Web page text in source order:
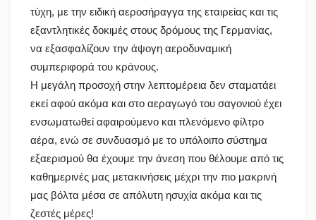
τύχη, με την ειδική αεροσήραγγα της εταιρείας και τις
εξαντλητικές δοκιμές στους δρόμους της Γερμανίας,
να εξασφαλίζουν την άψογη αεροδυναμική
συμπεριφορά του κράνους.
Η μεγάλη προσοχή στην λεπτομέρεια δεν σταματάει
εκεί αφού ακόμα και στο αεραγωγό του σαγονιού έχει
ενσωματωθεί αφαιρούμενο και πλενόμενο φίλτρο
αέρα, ενώ σε συνδυασμό με το υπόλοιπο σύστημα
εξαερισμού θα έχουμε την άνεση που θέλουμε από τις
καθημερινές μας μετακινήσεις μέχρι την πιο μακρινή
μας βόλτα μέσα σε απόλυτη ησυχία ακόμα και τις
ζεστές μέρες!